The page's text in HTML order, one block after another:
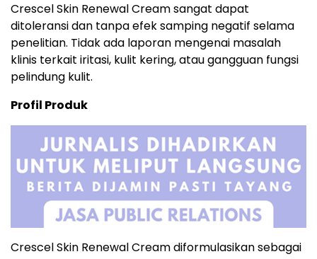
Crescel Skin Renewal Cream sangat dapat
ditoleransi dan tanpa efek samping negatif selama
penelitian. Tidak ada laporan mengenai masalah
klinis terkait iritasi, kulit kering, atau gangguan fungsi
pelindung kulit.
Profil Produk
Crescel Skin Renewal Cream diformulasikan sebagai